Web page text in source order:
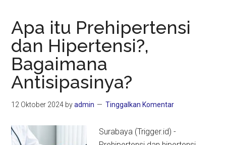
Apa itu Prehipertensi
dan Hipertensi?,
Bagaimana
Antisipasinya?
12 Oktober 2024 byadmin Tinggalkan Komentar
Surabaya (Trigger.id) -